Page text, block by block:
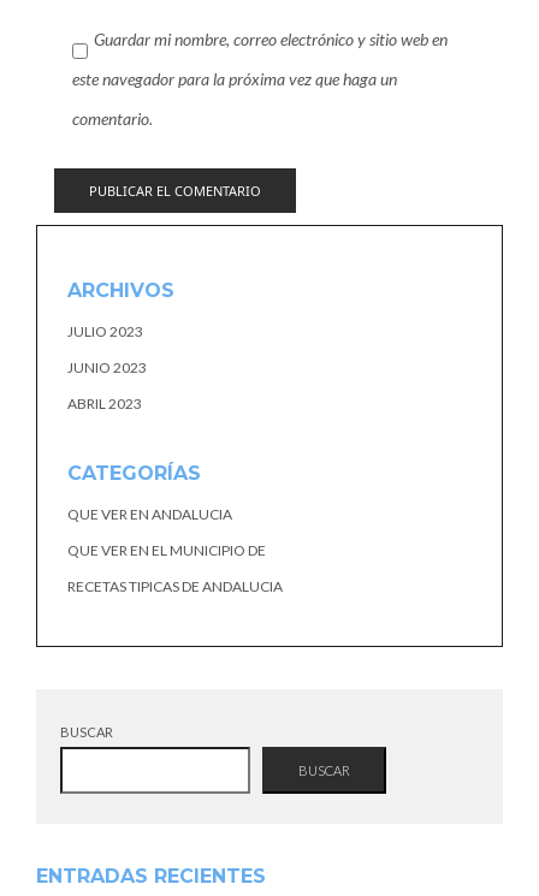
Guardar mi nombre, correo electrónico y sitio web en
este navegador para la próxima vez que haga un
comentario.
ARCHIVOS
JULIO 2023
JUNIO 2023
ABRIL 2023
CATEGORÍAS
QUE VER EN ANDALUCIA
QUE VER EN EL MUNICIPIO DE
RECETAS TIPICAS DE ANDALUCIA
BUSCAR
BUSCAR
ENTRADAS RECIENTES